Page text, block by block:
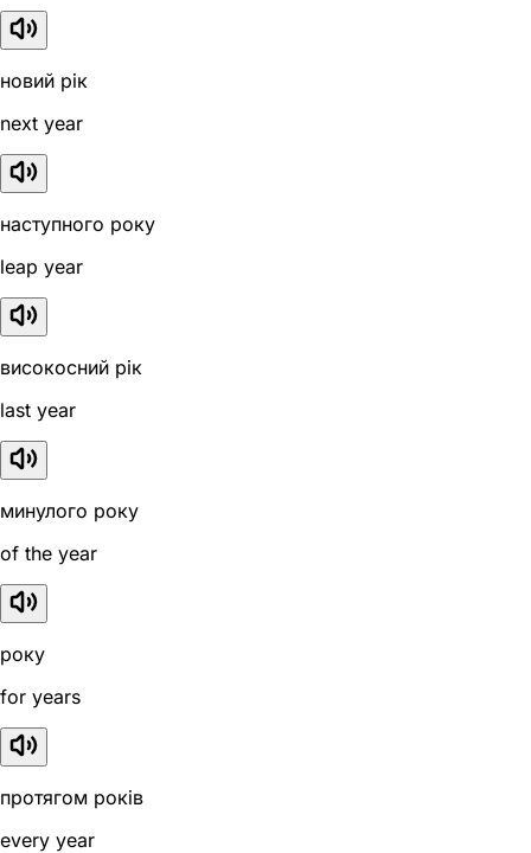
новий рік
next year
наступного року
leap year
високосний рік
last year
минулого року
of the year
року
for years
протягом років
every year